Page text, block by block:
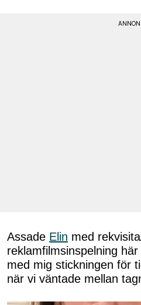
Assade Elin med
reklamfilmsinspelning
med mig stickningen för
när vi väntade mellan